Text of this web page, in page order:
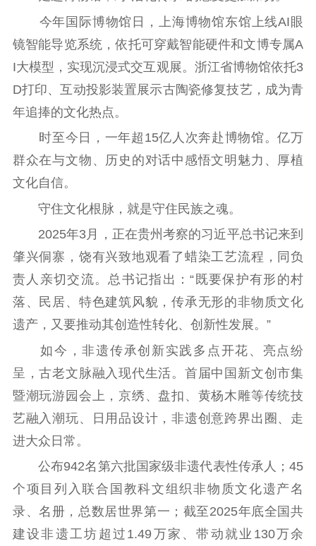
思想政治教育 爱国主义教育
全民国防教育
红色资源保护利
用
新闻出版
精品出版 全民阅读
出版监管
扫黄打非
电影创作 电影市场
机关党建
党建要闻 学习在线
文化人才
紫金人才 职称评审
数据资源
公共服务
新时代公民素养
提升资源库
政务服务
登记服务
科研创新
服务管理平台
智库服务
管理平台
文艺创作
服务管理
文化产业
统计分析
数字出版
审读服务
新闻发布工作备
案管理系统
今年国际博物馆日，上海博物馆东馆上线AI眼
镜智能导览系统，依托可穿戴智能硬件和文博专属A
I大模型，实现沉浸式交互观展。浙江省博物馆依托3
D打印、互动投影装置展示古陶瓷修复技艺，成为青
年追捧的文化热点。
时至今日，一年超15亿人次奔赴博物馆。亿万
群众在与文物、历史的对话中感悟文明魅力、厚植
文化自信。
守住文化根脉，就是守住民族之魂。
2025年3月，正在贵州考察的习近平总书记来到
肇兴侗寨，饶有兴致地观看了蜡染工艺流程，同负
责人亲切交流。总书记指出：“既要保护有形的村
落、民居、特色建筑风貌，传承无形的非物质文化
遗产，又要推动其创造性转化、创新性发展。”
如今，非遗传承创新实践多点开花、亮点纷
呈，古老文脉融入现代生活。首届中国新文创市集
暨潮玩游园会上，京绣、盘扣、黄杨木雕等传统技
艺融入潮玩、日用品设计，非遗创意跨界出圈、走
进大众日常。
公布942名第六批国家级非遗代表性传承人；45
个项目列入联合国教科文组织非物质文化遗产名
录、名册，总数居世界第一；截至2025年底全国共
建设非遗工坊超过1.49万家、带动就业130万余